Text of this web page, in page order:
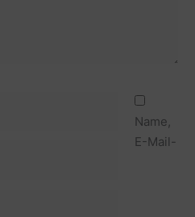
Name,
E-Mail-